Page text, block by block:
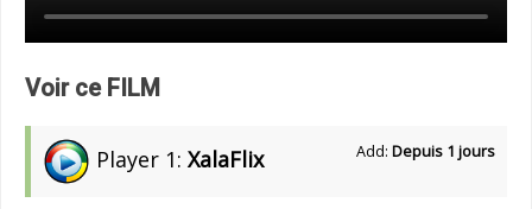
Voir ce FILM
Player 1: XalaFlix Add: Depuis 1 jours